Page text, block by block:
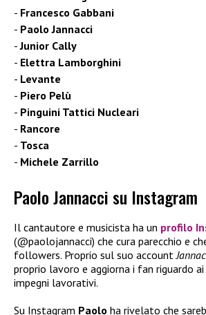
Francesco Gabbani
Paolo Jannacci
Junior Cally
Elettra Lamborghini
Levante
Piero Pelù
Pinguini Tattici Nucleari
Rancore
Tosca
Michele Zarrillo
Paolo Jannacci su Instagram
Il cantautore e musicista ha un profilo
(@paolojannacci) che cura parecchio e
followers. Proprio sul suo account
proprio lavoro e aggiorna i fan riguardo
impegni lavorativi.
Su Instagram Paolo ha rivelato che